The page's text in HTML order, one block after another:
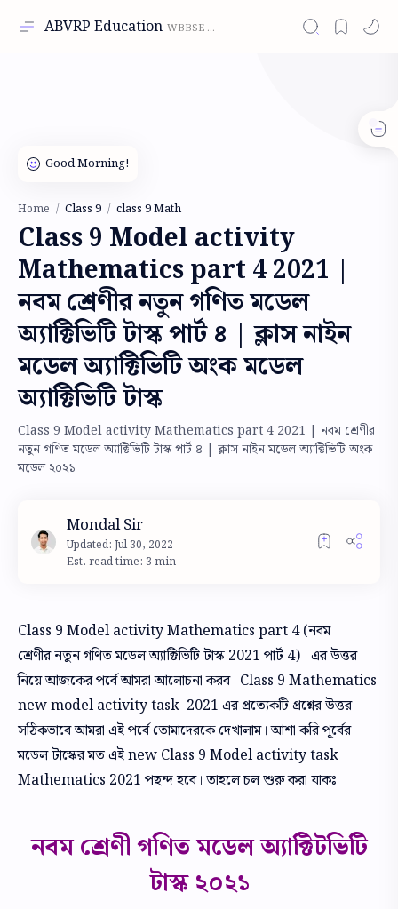
ABVRP Education
Home Class 9 class 9 Math
Class 9 Model activity
Mathematics part 4 2021 |
নবম শ্রেণীর নতুন গণিত মডেল
অ্যাক্টিভিটি টাস্ক পার্ট ৪ | ক্লাস নাইন
মডেল অ্যাক্টিভিটি অংক মডেল
অ্যাক্টিভিটি টাস্ক
Class 9 Model activity Mathematics part 4 2021 | নবম শ্রেণীর
নতুন গণিত মডেল অ্যাক্টিভিটি টাস্ক পার্ট ৪ | ক্লাস নাইন মডেল অ্যাক্টিভিটি অংক
মডেল ২০২১
Est. read time: 3 min
Class 9 Model activity Mathematics part 4 (নবম
শ্রেণীর নতুন গণিত মডেল অ্যাক্টিভিটি টাস্ক 2021 পার্ট 4) এর উত্তর
নিয়ে আজকের পর্বে আমরা আলোচনা করব। Class 9 Mathematics
new model activity task 2021 এর প্রত্যেকটি প্রশ্নের উত্তর
সঠিকভাবে আমরা এই পর্বে তোমাদেরকে দেখালাম। আশা করি পূর্বের
মডেল টাস্কের মত এই new Class 9 Model activity task
Mathematics 2021 পছন্দ হবে। তাহলে চল শুরু করা যাকঃ
নবম শ্রেণী গণিত মডেল অ্যাক্টিটভিটি
টাস্ক ২০২১